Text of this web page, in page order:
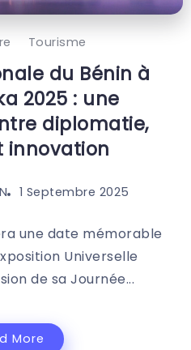
Tourisme
du Bénin à
2025 : une
diplomatie,
innovation
1 Septembre 2025
une date mémorable
Universelle
de sa Journée...
More